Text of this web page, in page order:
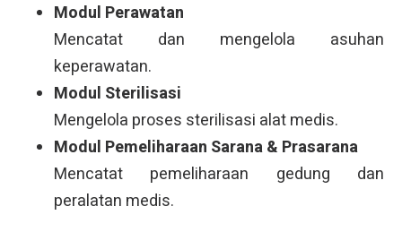
Modul Perawatan
Mencatat dan mengelola asuhan
keperawatan.
Modul Sterilisasi
Mengelola proses sterilisasi alat medis.
Modul Pemeliharaan Sarana & Prasarana
Mencatat pemeliharaan gedung dan
peralatan medis.